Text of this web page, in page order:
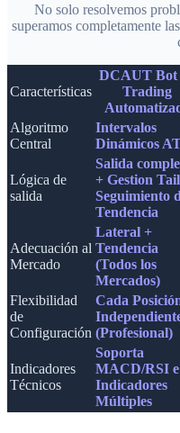
No solo resolvemos
superamos completamente
Características
DCAUT Bot
Trading
Algoritmo
Central
Intervalos
Dinámicos
Lógica de
salida
Salida
+ Gestion
Seguimiento
Tendencia
Adecuación al
Mercado
Lateral +
Tendencia
(Todos los
Mercados)
Flexibilidad
de
Configuración
Cada
(Profesional)
Indicadores
Técnicos
Soporta
MACD/RSI e
Indicadores
Múltiples